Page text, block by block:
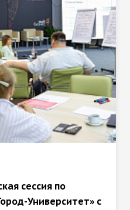
сессия по
Университет» с